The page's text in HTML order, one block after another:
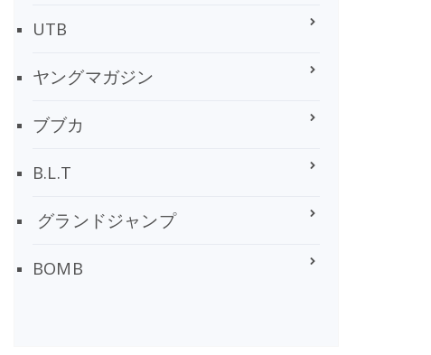
UTB
ヤングマガジン
ブブカ
B.L.T
グランドジャンプ
BOMB